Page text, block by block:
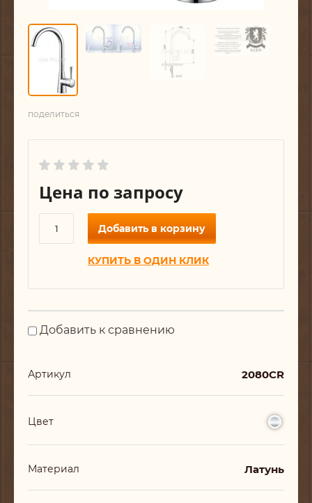
поделиться
Цена по запросу
Добавить в корзину
КУПИТЬ В ОДИН КЛИК
Добавить к сравнению
Артикул 2080CR
Цвет
Материал Латунь